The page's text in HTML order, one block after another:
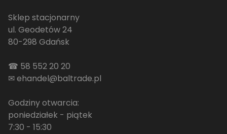
Sklep stacjonarny
ul. Geodetów 24
80-298 Gdańsk
☎ 58 552 20 20
✉ehandel@baltrade.pl
Godziny otwarcia:
poniedziałek - piątek
7:30 - 15:30